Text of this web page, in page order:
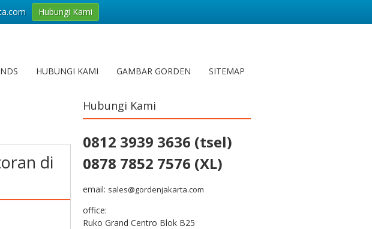
HUBUNGI KAMI GAMBAR GORDEN SITEMAP
di
Hubungi Kami
0812 3939 3636 (tsel)
0878 7852 7576 (XL)
email: sales@gordenjakarta.com
office:
Ruko Grand Centro Blok B25
Hubungi Kami